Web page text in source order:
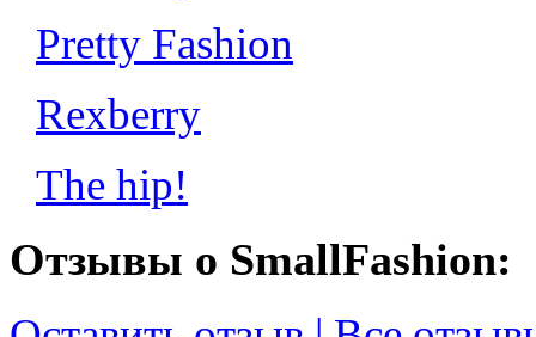
Pretty Fashion
Rexberry
The hip!
Отзывы о SmallFashion: